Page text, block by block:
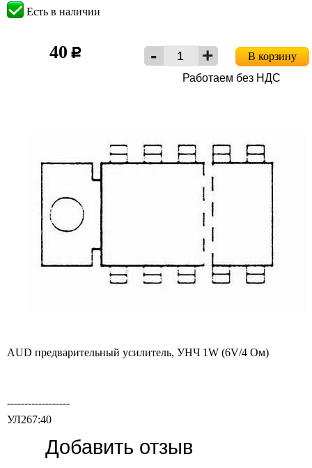
Есть в наличии
40 c
В корзину
Работаем без НДС
AUD предварительный усилитель, УHЧ 1W (6V/4 Ом)
------------------
УЛ267:40
Добавить отзыв